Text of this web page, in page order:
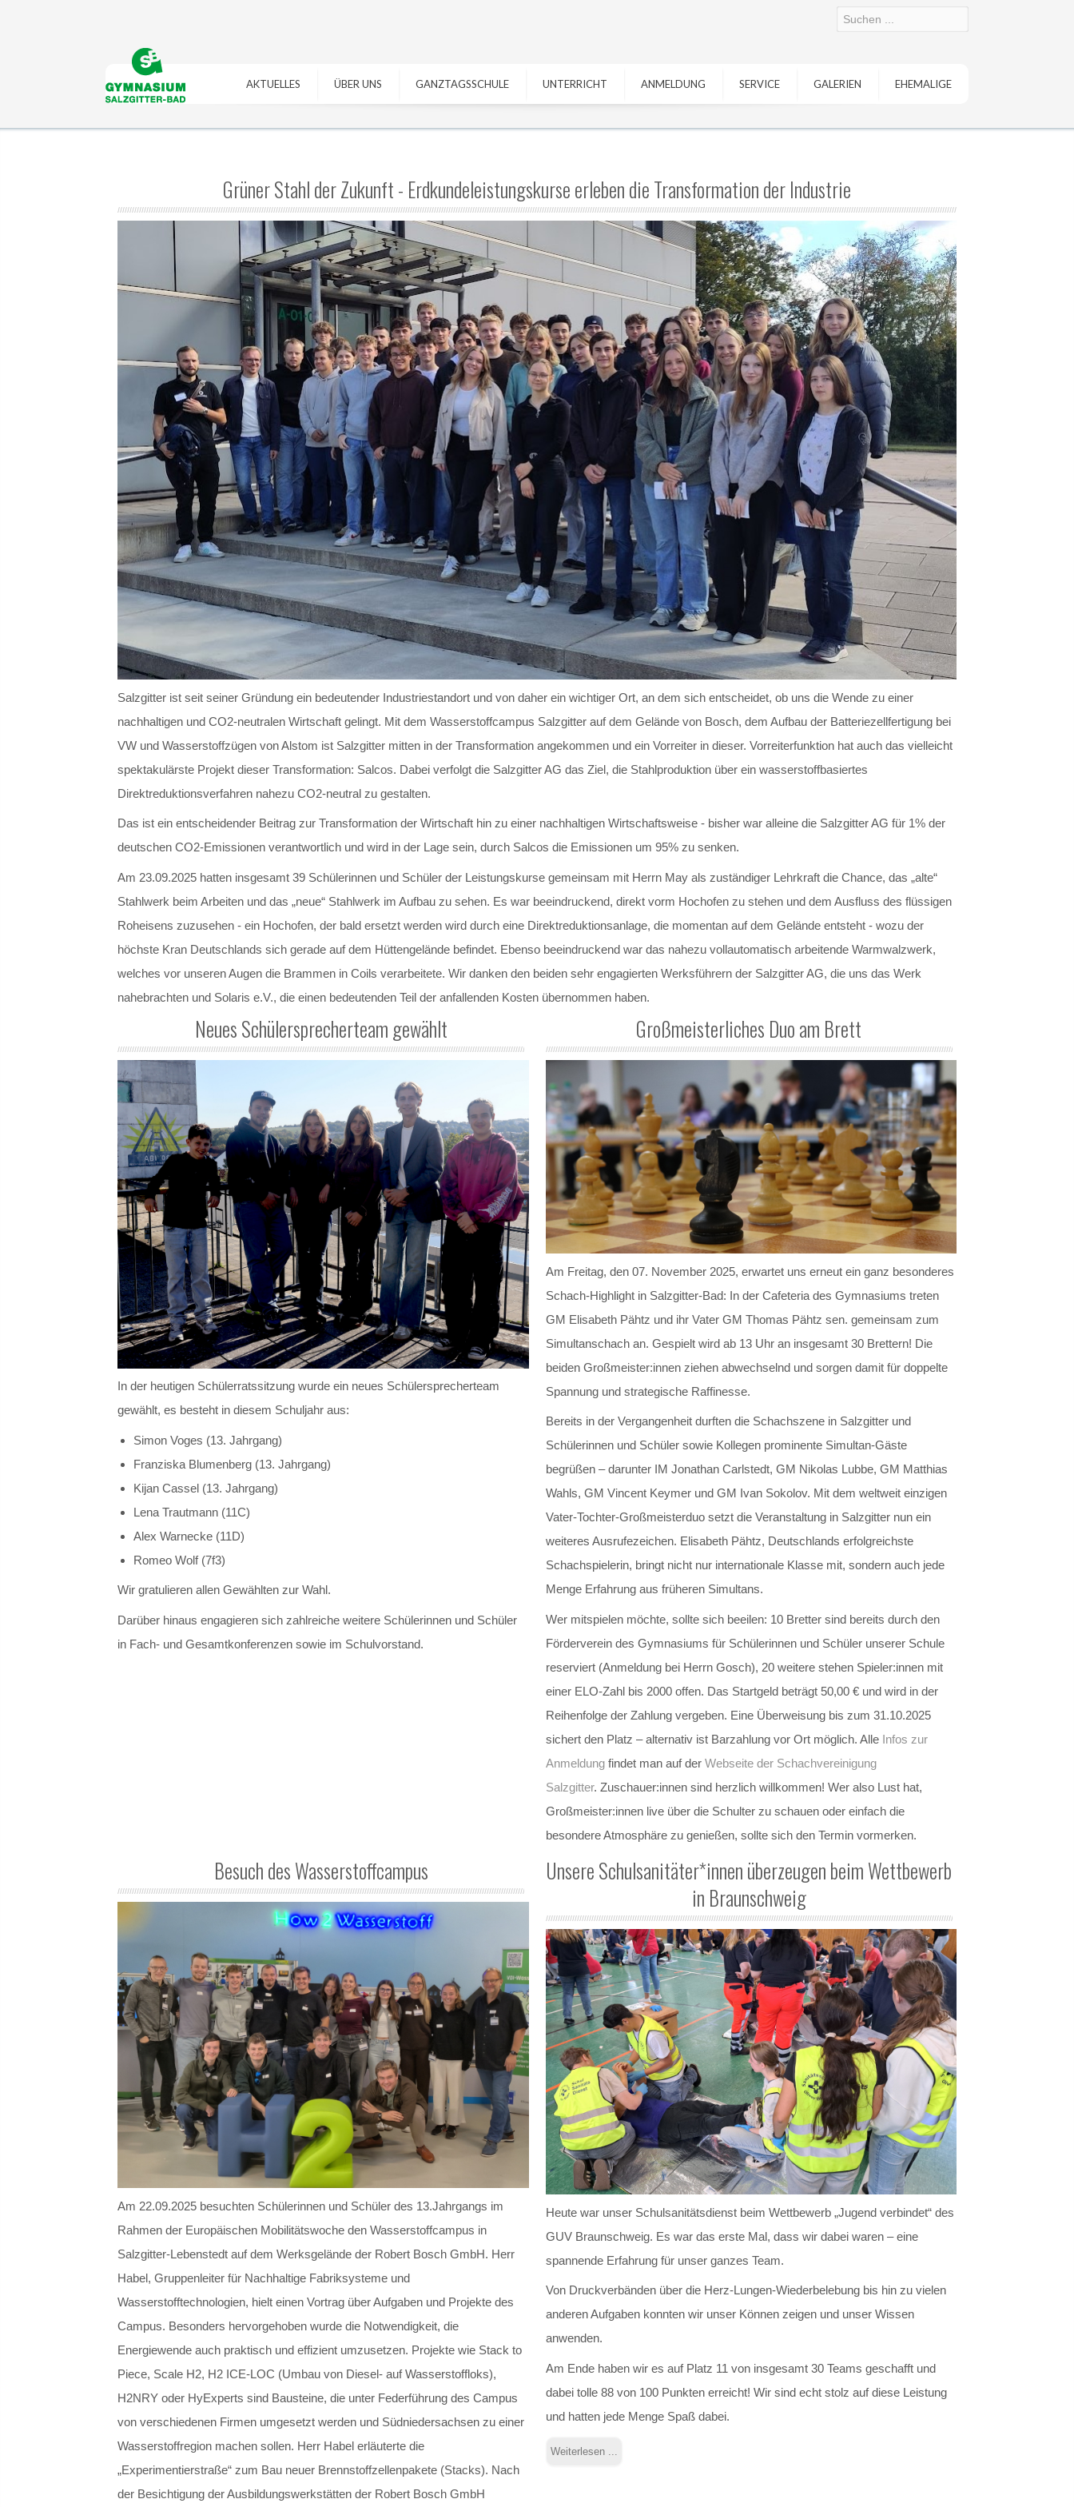
https://gymszbad.de/elvanse-
https://gymszbad.de/ritalin-
schweiz/https://gymszbad.de/vyvanse-
schweiz/https://gymszbad.de/elvanse-
rezeptfrei/https://gymszbad.de/attentin-
ohne-
rezept/https://gymszbad.de/adderall-
AKTUELLES ÜBER UNS GANZTAGSSCHULE UNTERRICHT ANMELDUNG SERVICE GALERIEN EHEMALIGE
Grüner Stahl der Zukunft - Erdkundeleistungskurse erleben die Transformation der Industrie
Salzgitter ist seit seiner Gründung ein bedeutender Industriestandort und von daher ein wichtiger Ort, an dem sich entscheidet, ob uns die Wende zu einer
nachhaltigen und CO2-neutralen Wirtschaft gelingt. Mit dem Wasserstoffcampus Salzgitter auf dem Gelände von Bosch, dem Aufbau der Batteriezellfertigung bei
VW und Wasserstoffzügen von Alstom ist Salzgitter mitten in der Transformation angekommen und ein Vorreiter in dieser. Vorreiterfunktion hat auch das vielleicht
spektakulärste Projekt dieser Transformation: Salcos. Dabei verfolgt die Salzgitter AG das Ziel, die Stahlproduktion über ein wasserstoffbasiertes
Direktreduktionsverfahren nahezu CO2-neutral zu gestalten.
Das ist ein entscheidender Beitrag zur Transformation der Wirtschaft hin zu einer nachhaltigen Wirtschaftsweise - bisher war alleine die Salzgitter AG für 1% der
deutschen CO2-Emissionen verantwortlich und wird in der Lage sein, durch Salcos die Emissionen um 95% zu senken.
Am 23.09.2025 hatten insgesamt 39 Schülerinnen und Schüler der Leistungskurse gemeinsam mit Herrn May als zuständiger Lehrkraft die Chance, das „alte“
Stahlwerk beim Arbeiten und das „neue“ Stahlwerk im Aufbau zu sehen. Es war beeindruckend, direkt vorm Hochofen zu stehen und dem Ausfluss des flüssigen
Roheisens zuzusehen - ein Hochofen, der bald ersetzt werden wird durch eine Direktreduktionsanlage, die momentan auf dem Gelände entsteht - wozu der
höchste Kran Deutschlands sich gerade auf dem Hüttengelände befindet. Ebenso beeindruckend war das nahezu vollautomatisch arbeitende Warmwalzwerk,
welches vor unseren Augen die Brammen in Coils verarbeitete. Wir danken den beiden sehr engagierten Werksführern der Salzgitter AG, die uns das Werk
nahebrachten und Solaris e.V., die einen bedeutenden Teil der anfallenden Kosten übernommen haben.
Neues Schülersprecherteam gewählt
In der heutigen Schülerratssitzung wurde ein neues Schülersprecherteam
gewählt, es besteht in diesem Schuljahr aus:
Simon Voges (13. Jahrgang)
Franziska Blumenberg (13. Jahrgang)
Kijan Cassel (13. Jahrgang)
Lena Trautmann (11C)
Alex Warnecke (11D)
Romeo Wolf (7f3)
Wir gratulieren allen Gewählten zur Wahl.
Darüber hinaus engagieren sich zahlreiche weitere Schülerinnen und Schüler
in Fach- und Gesamtkonferenzen sowie im Schulvorstand.
Großmeisterliches Duo am Brett
Am Freitag, den 07. November 2025, erwartet uns erneut ein ganz besonderes
Schach-Highlight in Salzgitter-Bad: In der Cafeteria des Gymnasiums treten
GM Elisabeth Pähtz und ihr Vater GM Thomas Pähtz sen. gemeinsam zum
Simultanschach an. Gespielt wird ab 13 Uhr an insgesamt 30 Brettern! Die
beiden Großmeister:innen ziehen abwechselnd und sorgen damit für doppelte
Spannung und strategische Raffinesse.
Bereits in der Vergangenheit durften die Schachszene in Salzgitter und
Schülerinnen und Schüler sowie Kollegen prominente Simultan-Gäste
begrüßen – darunter IM Jonathan Carlstedt, GM Nikolas Lubbe, GM Matthias
Wahls, GM Vincent Keymer und GM Ivan Sokolov. Mit dem weltweit einzigen
Vater-Tochter-Großmeisterduo setzt die Veranstaltung in Salzgitter nun ein
weiteres Ausrufezeichen. Elisabeth Pähtz, Deutschlands erfolgreichste
Schachspielerin, bringt nicht nur internationale Klasse mit, sondern auch jede
Menge Erfahrung aus früheren Simultans.
Wer mitspielen möchte, sollte sich beeilen: 10 Bretter sind bereits durch den
Förderverein des Gymnasiums für Schülerinnen und Schüler unserer Schule
reserviert (Anmeldung bei Herrn Gosch), 20 weitere stehen Spieler:innen mit
einer ELO-Zahl bis 2000 offen. Das Startgeld beträgt 50,00 € und wird in der
Reihenfolge der Zahlung vergeben. Eine Überweisung bis zum 31.10.2025
sichert den Platz – alternativ ist Barzahlung vor Ort möglich. Alle Infos zur
Anmeldungfindet man auf der Webseite der Schachvereinigung
Salzgitter. Zuschauer:innen sind herzlich willkommen! Wer also Lust hat,
Großmeister:innen live über die Schulter zu schauen oder einfach die
besondere Atmosphäre zu genießen, sollte sich den Termin vormerken.
Besuch des Wasserstoffcampus
Am 22.09.2025 besuchten Schülerinnen und Schüler des 13.Jahrgangs im
Rahmen der Europäischen Mobilitätswoche den Wasserstoffcampus in
Salzgitter-Lebenstedt auf dem Werksgelände der Robert Bosch GmbH. Herr
Habel, Gruppenleiter für Nachhaltige Fabriksysteme und
Wasserstofftechnologien, hielt einen Vortrag über Aufgaben und Projekte des
Campus. Besonders hervorgehoben wurde die Notwendigkeit, die
Energiewende auch praktisch und effizient umzusetzen. Projekte wie Stack to
Piece, Scale H2, H2 ICE-LOC (Umbau von Diesel- auf Wasserstoffloks),
H2NRY oder HyExperts sind Bausteine, die unter Federführung des Campus
von verschiedenen Firmen umgesetzt werden und Südniedersachsen zu einer
Wasserstoffregion machen sollen. Herr Habel erläuterte die
„Experimentierstraße“ zum Bau neuer Brennstoffzellenpakete (Stacks). Nach
der Besichtigung der Ausbildungswerkstätten der Robert Bosch GmbH
Unsere Schulsanitäter*innen überzeugen beim Wettbewerb
in Braunschweig
Heute war unser Schulsanitätsdienst beim Wettbewerb „Jugend verbindet“ des
GUV Braunschweig. Es war das erste Mal, dass wir dabei waren – eine
spannende Erfahrung für unser ganzes Team.
Von Druckverbänden über die Herz-Lungen-Wiederbelebung bis hin zu vielen
anderen Aufgaben konnten wir unser Können zeigen und unser Wissen
anwenden.
Am Ende haben wir es auf Platz 11 von insgesamt 30 Teams geschafft und
dabei tolle 88 von 100 Punkten erreicht! Wir sind echt stolz auf diese Leistung
und hatten jede Menge Spaß dabei.
Weiterlesen ...